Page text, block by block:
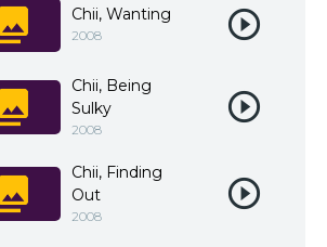
Chii, Wanting
2008
Chii, Being
Sulky
2008
Chii, Finding
Out
2008